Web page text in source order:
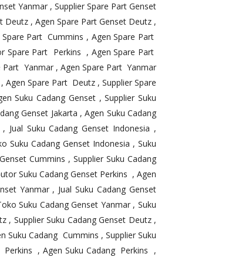
Yanmar , Supplier Spare Part Genset
, Agen Spare Part Genset Deutz ,
Part Cummins , Agen Spare Part
Spare Part Perkins , Agen Spare Part
Yanmar , Agen Spare Part Yanmar
Spare Part Deutz , Supplier Spare
Suku Cadang Genset , Supplier Suku
Genset Jakarta , Agen Suku Cadang
Jual Suku Cadang Genset Indonesia ,
Suku Cadang Genset Indonesia , Suku
Cummins , Supplier Suku Cadang
Suku Cadang Genset Perkins , Agen
Yanmar , Jual Suku Cadang Genset
Suku Cadang Genset Yanmar , Suku
, Supplier Suku Cadang Genset Deutz ,
Suku Cadang Cummins , Supplier Suku
Perkins , Agen Suku Cadang Perkins ,